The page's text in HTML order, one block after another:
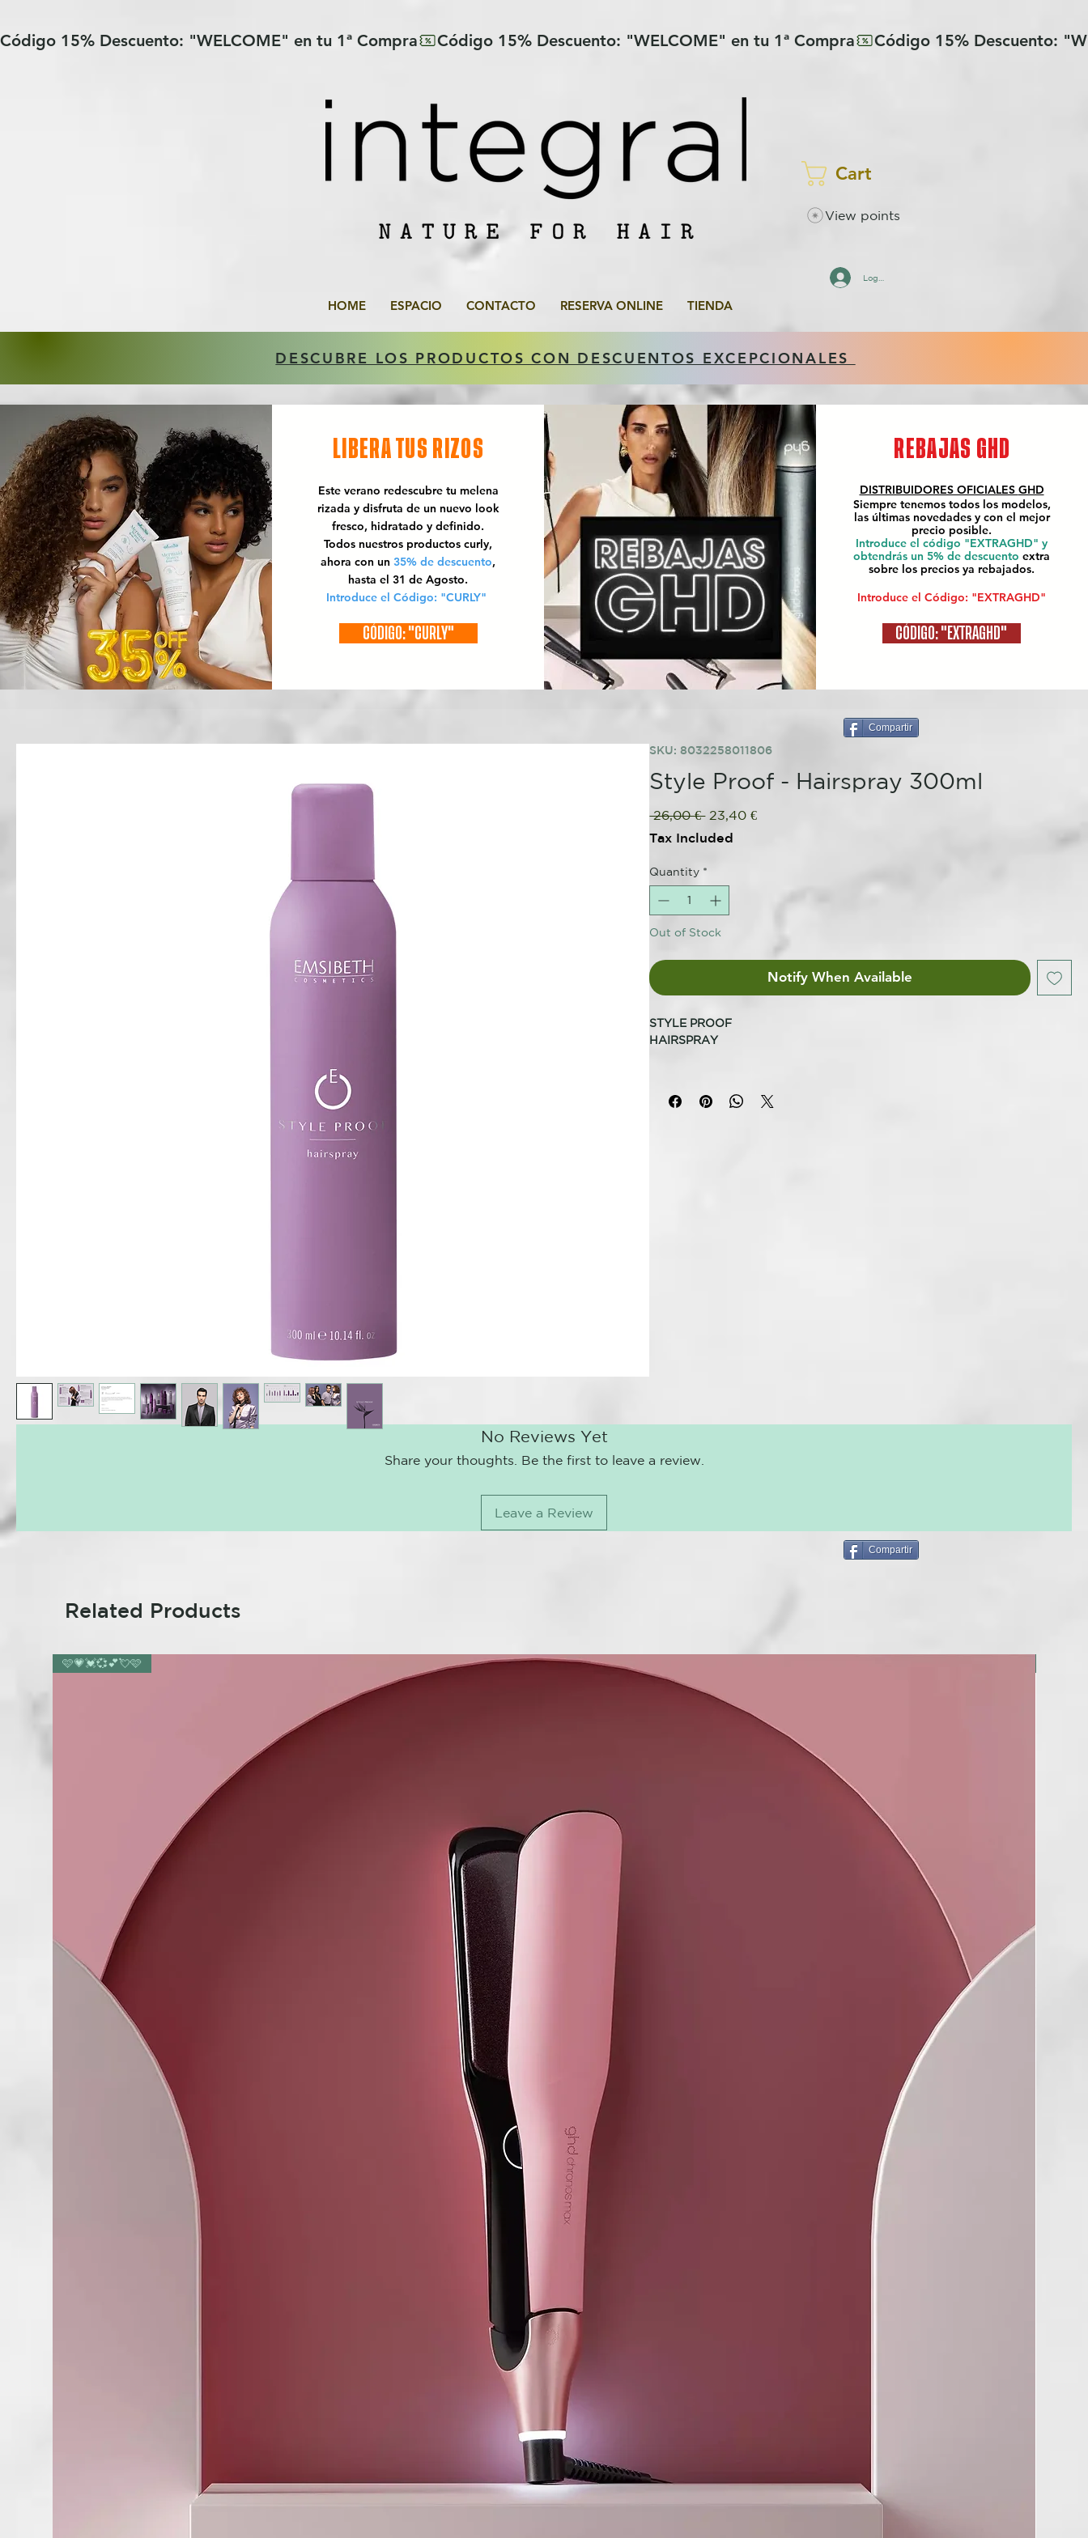
Código 15% Descuento: "WELCOME" en tu 1ª Compra
Cart
View points
Log In
HOME ESPACIO CONTACTO RESERVA ONLINE TIENDA
DESCUBRE LOS PRODUCTOS CON DESCUENTOS EXCEPCIONALES
LIBERA TUS RIZOS
Este verano redescubre tu melena
rizada y disfruta de un nuevo look
fresco, hidratado y definido.
Todos nuestros productos curly,
ahora con un 35% de descuento,
hasta el 31 de Agosto.
Introduce el Código: "CURLY"
CÓDIGO: "CURLY"
REBAJAS GHD
DISTRIBUIDORES OFICIALES GHD
Siempre tenemos todos los modelos,
las últimas novedades y con el mejor
precio posible.
Introduce el código "EXTRAGHD" y
obtendrás un 5% de descuento extra
sobre los precios ya rebajados.
Introduce el Código: "EXTRAGHD"
CÓDIGO: "EXTRAGHD"
SKU: 8032258011806
Style Proof - Hairspray 300ml
26,00 € Regular
Price
23,40 €Sale
Tax Included
Quantity *
Out of Stock
Notify When Available
STYLE PROOF
HAIRSPRAY
No Reviews Yet
Share your thoughts. Be the first to leave a review.
Leave a Review
Compartir
Compartir
Related Products
🩷💗💓💞💕💘🩷